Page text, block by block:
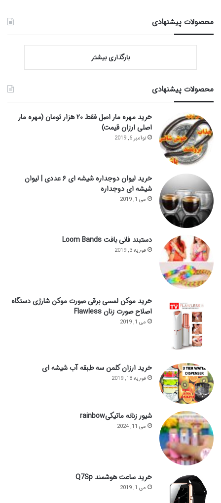
محصولات پیشنهادی
بارگذاری بیشتر
محصولات پیشنهادی
خرید مهره مار اصل فقط ۲۰ هزار تومان (مهره مار
اصلی ارزان قیمت)
نوامبر 6, 2019
خرید لیوان دوجداره شیشه ای ۶ عددی | لیوان
شیشه ای دوجداره
می 1, 2019
دستبند فانی بافت Loom Bands
فوریه 3, 2019
خرید موکن لمسی برقی صورت موکن شارژی دستگاه
اصلاح صورت زنان Flawless
می 1, 2019
خرید ارزان کلمن سه طبقه آب شیشه ای
فوریه 18, 2019
شیور زنانه ماتیکیrainbow
می 11, 2024
خرید ساعت هوشمند Q7Sp
می 1, 2019